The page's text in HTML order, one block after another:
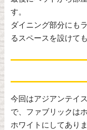
す。
ダイニング部分にも
るスペースを設けて
今回はアジアンテイ
で、ファブリックは
ホワイトにしてあり